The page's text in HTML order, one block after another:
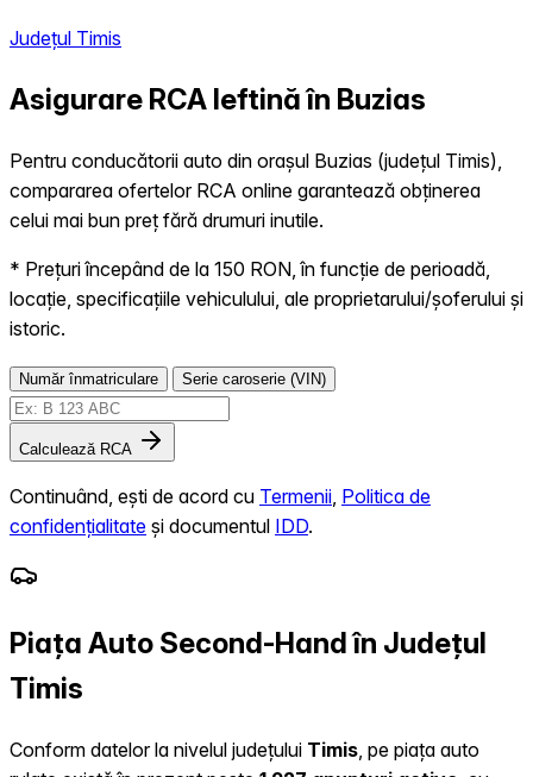
Județul Timis
Asigurare RCA Ieftină în Buzias
Pentru conducătorii auto din orașul Buzias (județul Timis),
compararea ofertelor RCA online garantează obținerea
celui mai bun preț fără drumuri inutile.
* Prețuri începând de la 150 RON, în funcție de perioadă,
locație, specificațiile vehiculului, ale proprietarului/șoferului și
istoric.
Număr înmatriculare Serie caroserie (VIN)
Calculează RCA
Continuând, ești de acord cu Termenii Politica de
confidențialitate și documentul IDD.
Piața Auto Second-Hand în Județul
Timis
Conform datelor la nivelul județului Timis , pe piața auto